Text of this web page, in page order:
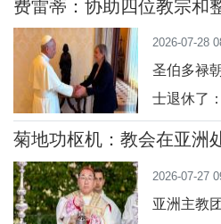
2027年上
为“回顾”
语言的版
上。教会
恩和真理
费雷蒂：协助四位教宗和
际”的妇女
2026-07-28
圣伯多禄
士退休了
长达47年
求助的人
小者中的
菊地功枢机：教会在亚洲
一信仰
2026-07-27
亚洲主教